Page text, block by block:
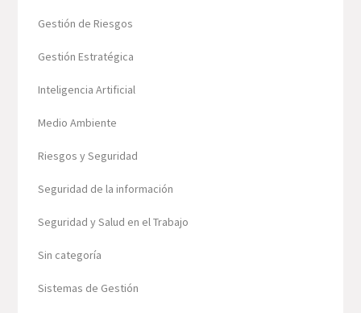
Gestión de Riesgos
Gestión Estratégica
Inteligencia Artificial
Medio Ambiente
Riesgos y Seguridad
Seguridad de la información
Seguridad y Salud en el Trabajo
Sin categoría
Sistemas de Gestión